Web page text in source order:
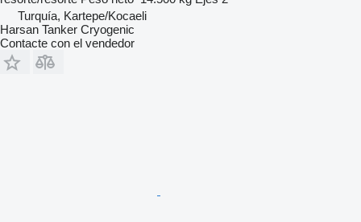
Turquía, Kartepe/Kocaeli
Harsan Tanker Cryogenic
Contacte con el vendedor